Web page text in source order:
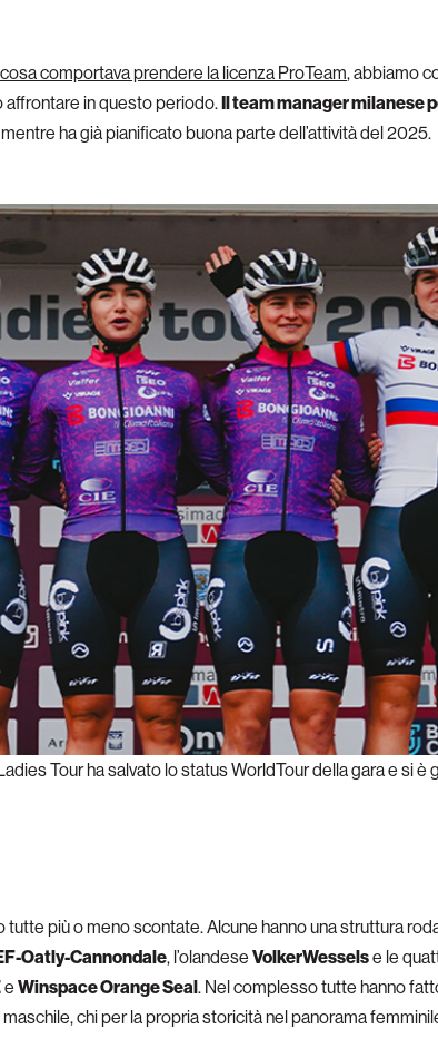
cosa comportava prendere la licenza ProTeam, abbiamo
in questo periodo.Il team manager milanese
ha già pianificato buona parte dell’attività del 2025.
Tour ha salvato lo status WorldTour della gara e si
più o meno scontate. Alcune hanno una struttura
Oatly-Cannondale, l’olandese VolkerWesselse le
e Winspace Orange Seal. Nel complesso tutte hanno
chi per la propria storicità nel panorama